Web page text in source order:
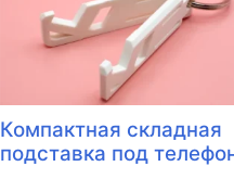
Компактная складная
подставка под